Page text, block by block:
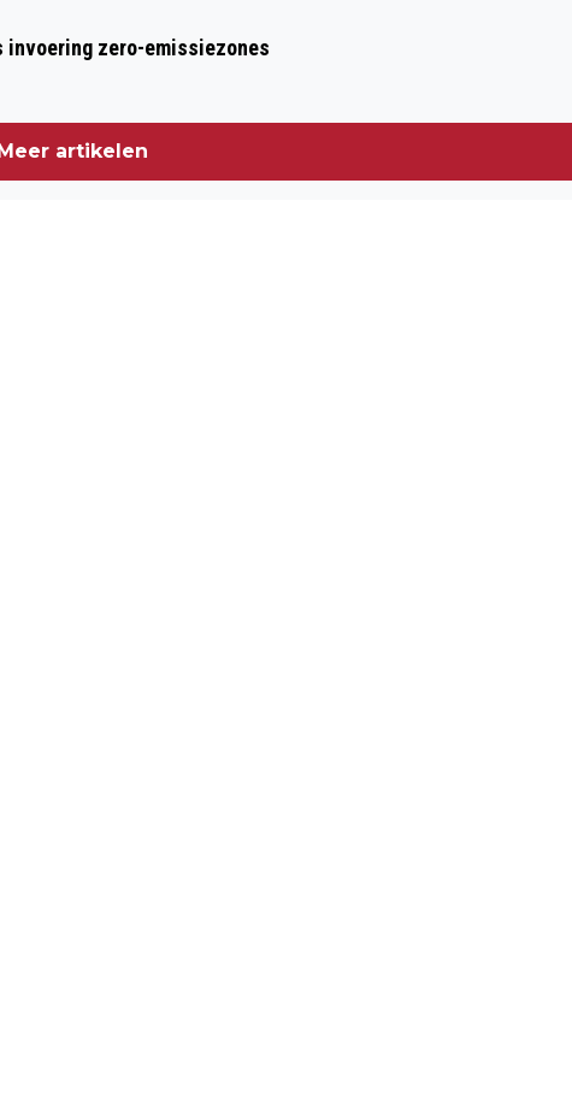
TITELVERDEDIGER URUGUAY
invoering zero-emissiezones
Meer artikelen